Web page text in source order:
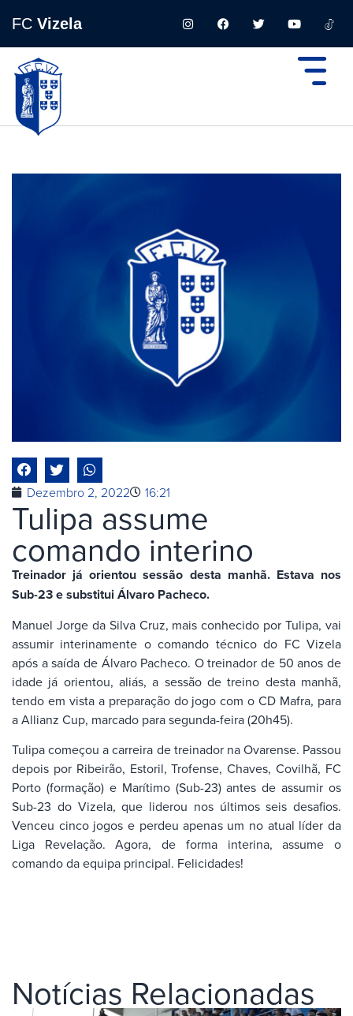
FC Vizela
Dezembro 2, 2022 16:21
Tulipa assume
comando interino
Treinador já orientou sessão desta manhã. Estava nos
Sub-23 e substitui Álvaro Pacheco.
Manuel Jorge da Silva Cruz, mais conhecido por Tulipa, vai
assumir interinamente o comando técnico do FC Vizela
após a saída de Álvaro Pacheco. O treinador de 50 anos de
idade já orientou, aliás, a sessão de treino desta manhã,
tendo em vista a preparação do jogo com o CD Mafra, para
a Allianz Cup, marcado para segunda-feira (20h45).
Tulipa começou a carreira de treinador na Ovarense. Passou
depois por Ribeirão, Estoril, Trofense, Chaves, Covilhã, FC
Porto (formação) e Marítimo (Sub-23) antes de assumir os
Sub-23 do Vizela, que liderou nos últimos seis desafios.
Venceu cinco jogos e perdeu apenas um no atual líder da
Liga Revelação. Agora, de forma interina, assume o
comando da equipa principal. Felicidades!
Notícias Relacionadas